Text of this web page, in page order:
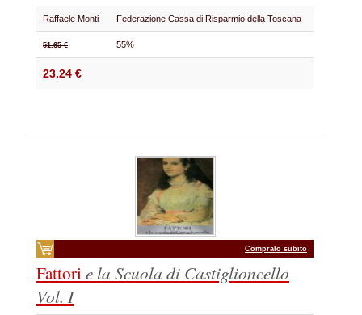
Raffaele Monti Federazione Cassa di Risparmio della Toscana
51.65 € 55%
23.24 €
Compralo subito
Fattorie la Scuola di Castiglioncello
Vol. I